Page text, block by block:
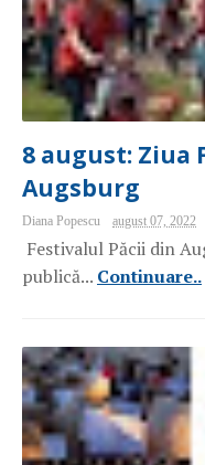
8 august: Ziua
Augsburg
Diana Popescu august 07, 2022
Festivalul Păcii din
publică... Continuare..